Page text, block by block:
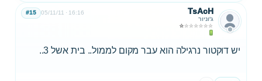
TsAcH
ג'וניור
05/11/11 16:16
#15
יש דוקטור נרגילה הוא עבר מקום לממול.. בית אשל 3..